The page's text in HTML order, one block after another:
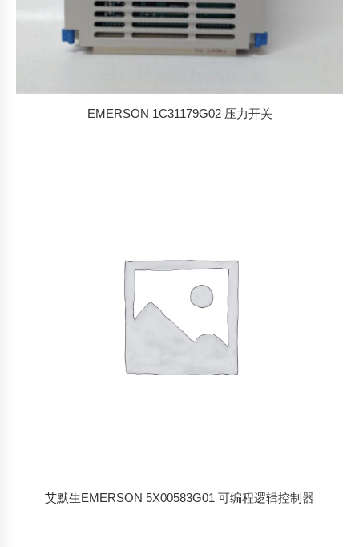
EMERSON 1C31179G02 压力开关
艾默生EMERSON 5X00583G01 可编程逻辑控制器